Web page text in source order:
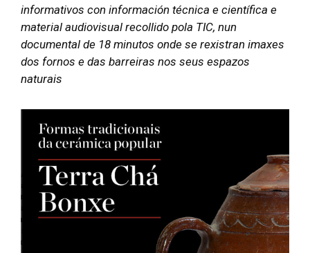
informativos con información técnica e científica e
material audiovisual recollido pola TIC, nun
documental de 18 minutos onde se rexistran imaxes
dos fornos e das barreiras nos seus espazos
naturais